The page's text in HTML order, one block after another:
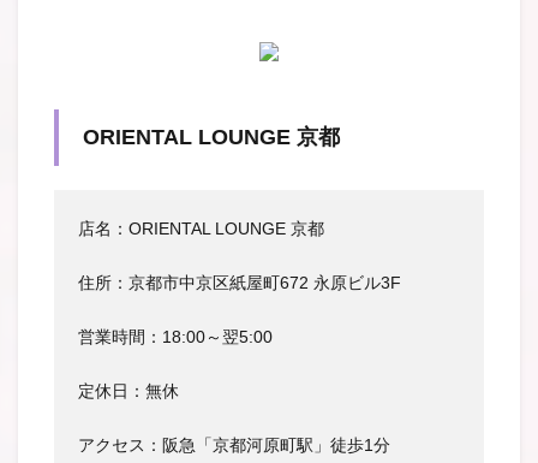
ORIENTAL LOUNGE 京都
店名：ORIENTAL LOUNGE 京都
住所：京都市中京区紙屋町672 永原ビル3F
営業時間：18:00～翌5:00
定休日：無休
アクセス：阪急「京都河原町駅」徒歩1分